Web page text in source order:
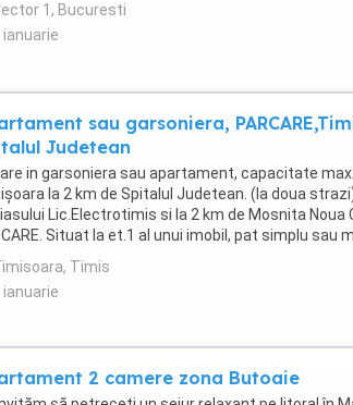
1, Bucuresti
ianuarie
sau garsoniera,
Judetean
in garsoniera sau apartament, capacitate
la 2 km de Spitalul Judetean. (la doua
Lic.Electrotimis si la 2 km de Mosnita Noua
Situat la et.1 al unui imobil, pat simplu sau
, frigider, mașină spălat, ...
Timis
ianuarie
2 camere zona Butoaie